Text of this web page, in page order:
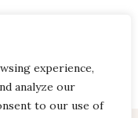
experience,
analyze our
to our use of